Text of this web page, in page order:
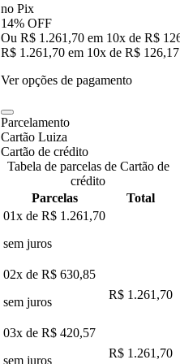
no Pix
14% OFF
Ou R$ 1.261,70 em 10x de R$
R$ 1.261,70 em 10x de R$ 126,17
Ver opções de pagamento
Parcelamento
Cartão Luiza
Cartão de crédito
Tabela de parcelas de Cartão de
crédito
Parcelas
Total
01x de R$ 1.261,70
sem juros
02x de R$ 630,85
sem juros
R$ 1.261,70
03x de R$ 420,57
sem juros
R$ 1.261,70